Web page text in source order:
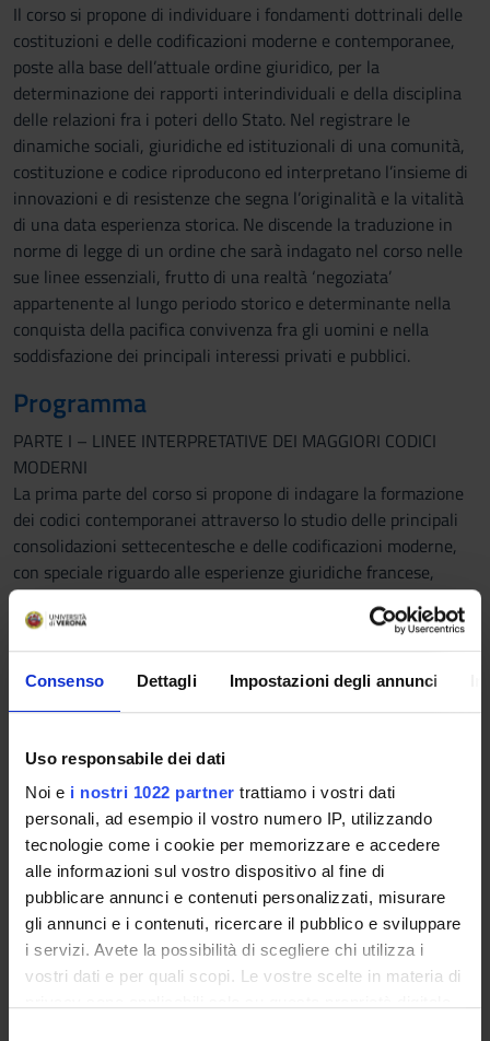
Consenso Dettagli Impostazioni degli annunci
Uso responsabile dei dati
Noi e i nostri 1022 partner trattiamo i vostri dati
personali, ad esempio il vostro numero IP, utilizzando
tecnologie come i cookie per memorizzare e accedere
alle informazioni sul vostro dispositivo al fine di
pubblicare annunci e contenuti personalizzati, misurare
gli annunci e i contenuti, ricercare il pubblico e sviluppare
i servizi. Avete la possibilità di scegliere chi utilizza i
vostri dati e per quali scopi. Le vostre scelte in materia di
Il corso si propone di individuare i fondamenti dottrinali delle
costituzioni e delle codificazioni moderne e contemporanee,
poste alla base dell’attuale ordine giuridico, per la
determinazione dei rapporti interindividuali e della disciplina
delle relazioni fra i poteri dello Stato. Nel registrare le
dinamiche sociali, giuridiche ed istituzionali di una comunità,
costituzione e codice riproducono ed interpretano l’insieme di
innovazioni e di resistenze che segna l’originalità e la vitalità
di una data esperienza storica. Ne discende la traduzione in
norme di legge di un ordine che sarà indagato nel corso nelle
sue linee essenziali, frutto di una realtà ‘negoziata’
appartenente al lungo periodo storico e determinante nella
conquista della pacifica convivenza fra gli uomini e nella
soddisfazione dei principali interessi privati e pubblici.
Programma
PARTE I – LINEE INTERPRETATIVE DEI MAGGIORI CODICI
MODERNI
La prima parte del corso si propone di indagare la formazione
dei codici contemporanei attraverso lo studio delle principali
consolidazioni settecentesche e delle codificazioni moderne,
con speciale riguardo alle esperienze giuridiche francese,
austriaca e tedesca. Particolare risalto sarà dato alla nascita
ed alla fortuna del codice civile napoleonico, e all’analisi delle
profonde influenze di quest’ultimo sulla redazione del codice
civile italiano del 1942.
NUOVO MONDO
La seconda parte del corso sarà dedicata all’analisi dei
fondamenti teorici delle costituzioni moderne, così come
formatesi all’indomani delle rivoluzioni francese ed americana.
In particolare saranno valorizzati gli elementi di continuità fra
l’esperienza costituzionale moderna e la contemporanea, alla
luce del complesso rapporto fra ‘diritto’ e ‘libertà’ e con
speciale riguardo alla formazione della Costituzione italiana.
TESTI CONSIGLIATI